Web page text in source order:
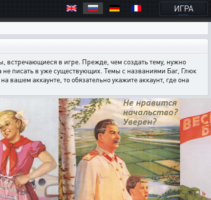
ИГРА
встречающиеся в игре. Прежде, чем создать тему, нужно
не писать в уже существующих. Темы с названиями Баг, Глюк
аккаунте, то обязательно укажите аккаунт, где она